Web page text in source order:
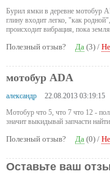
Бурил ямки в деревне
глину входит легко, "как
происходит вибрация, пока
Полезный отзыв? Да (3) /
мотобур ADA
александр
22.08.2013 03:19:15
Мотобур что 5, что 7 что 12 -
значит выкидывай запчасти
Полезный отзыв? Да (0) /
Оставьте ваш